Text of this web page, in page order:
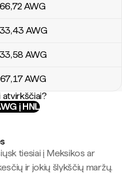
66,72AWG
,43 AWG
,58 AWG
,17AWG
į HNL
tiesiai į Meksikos ar
ir jokių šlykščių maržų.